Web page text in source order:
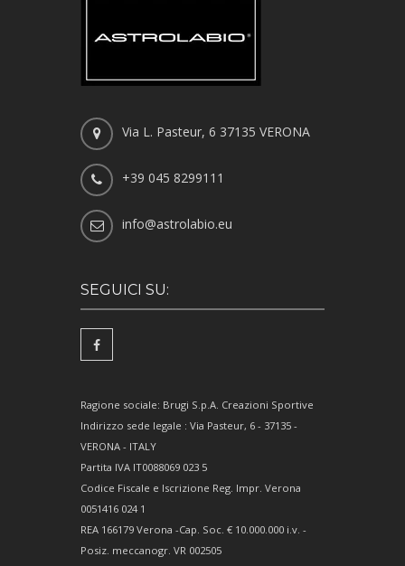
Via L. Pasteur, 6 37135 VERONA
+39 045 8299111
info@astrolabio.eu
SEGUICI SU:
Ragione sociale: Brugi S.p.A. Creazioni Sportive
Indirizzo sede legale : Via Pasteur, 6 - 37135 -
VERONA - ITALY
Partita IVA IT0088069 023 5
Codice Fiscale e Iscrizione Reg. Impr. Verona
0051416 024 1
REA 166179 Verona -Cap. Soc. € 10.000.000 i.v. -
Posiz. meccanogr. VR 002505